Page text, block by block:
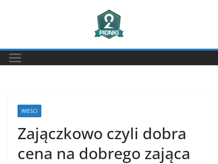
WIEŚCI
Zajączkowo czyli dobra
cena na dobrego zająca